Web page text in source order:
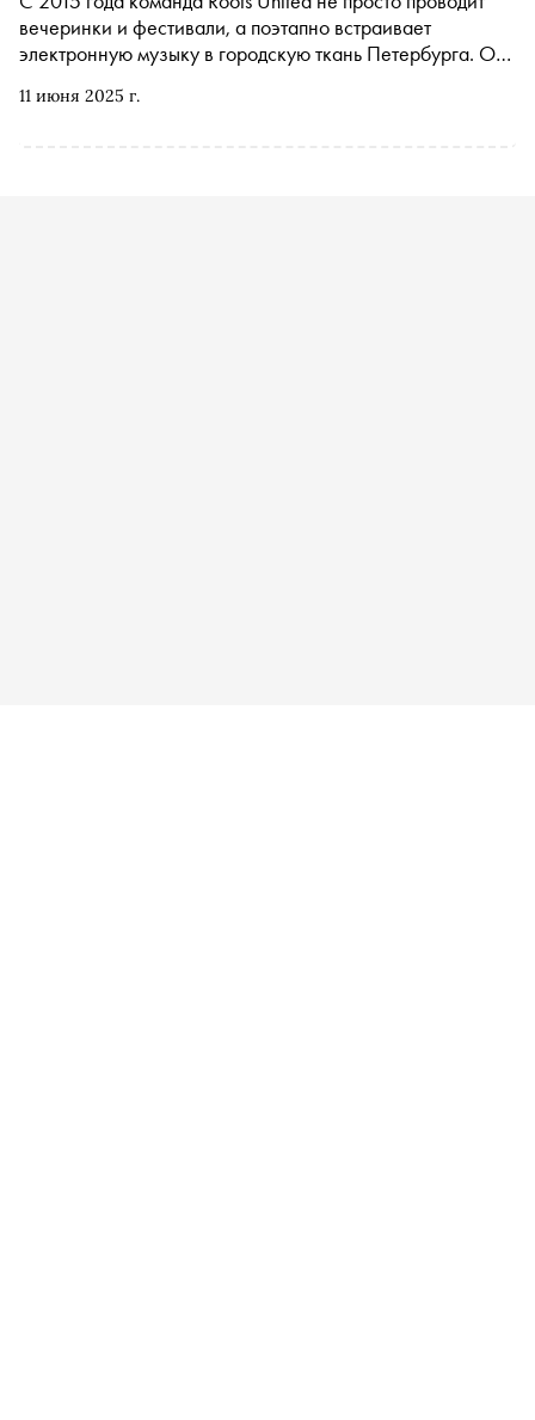
11 июня 2025 г.
вечеринки и фестивали, а поэтапно встраивает
электронную музыку в городскую ткань Петербурга. От
мануфактур — каждый этап становился точкой роста для